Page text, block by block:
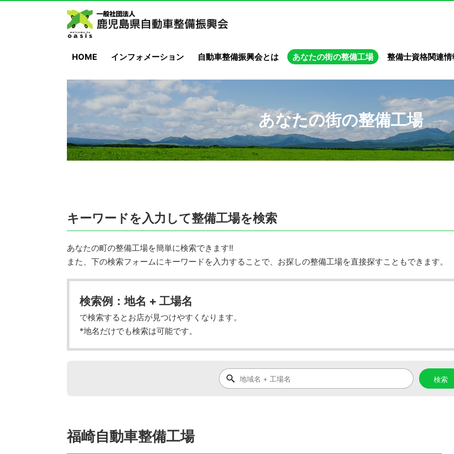
HOME インフォメーション 自動車整備振興会とは あなたの街の整備工場 整備士資格関連情
あなたの街の整備工場
キーワードを入力して整備工場を検索
あなたの町の整備工場を簡単に検索できます!!
また、下の検索フォームにキーワードを入力することで、お探しの整備工場を直接探すこともできます。
検索例：地名 + 工場名
で検索するとお店が見つけやすくなります。
*地名だけでも検索は可能です。
福崎自動車整備工場